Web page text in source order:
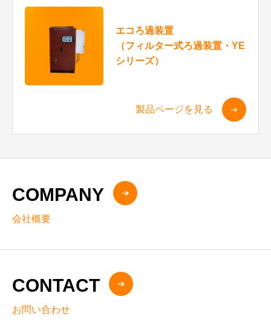
エコろ過装置
（フィルター式ろ過装置・YE
シリーズ）
製品ページを見る
COMPANY
会社概要
CONTACT
お問い合わせ